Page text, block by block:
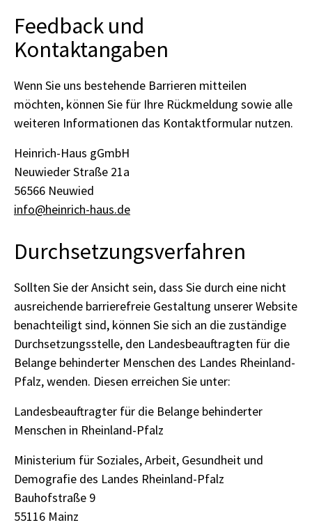
Feedback und
Kontaktangaben
Wenn Sie uns bestehende Barrieren mitteilen
möchten, können Sie für Ihre Rückmeldung sowie alle
weiteren Informationen das Kontaktformular nutzen.
Heinrich-Haus gGmbH
Neuwieder Straße 21a
56566 Neuwied
info@heinrich-haus.de
Durchsetzungsverfahren
Sollten Sie der Ansicht sein, dass Sie durch eine nicht
ausreichende barrierefreie Gestaltung unserer Website
benachteiligt sind, können Sie sich an die zuständige
Durchsetzungsstelle, den Landesbeauftragten für die
Belange behinderter Menschen des Landes Rheinland-
Pfalz, wenden. Diesen erreichen Sie unter:
Landesbeauftragter für die Belange behinderter
Menschen in Rheinland-Pfalz
Ministerium für Soziales, Arbeit, Gesundheit und
Demografie des Landes Rheinland-Pfalz
Bauhofstraße 9
55116 Mainz